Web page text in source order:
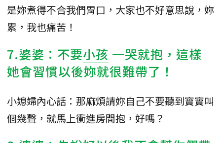
是妳煮得不合我們胃口，大家也不好意思說，妳
累，我也痛苦！
7.婆婆：不要小孩 一哭就抱，這樣
她會習慣以後妳就很難帶了！
小媳婦內心話：那麻煩請妳自己不要聽到寶寶叫
個幾聲，就馬上衝進房間抱，好嗎？